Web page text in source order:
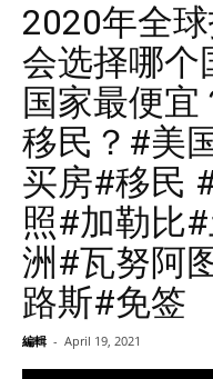
2020年全
会选择哪个
国家最便
移民？#美
买房#移民
照#加勒比
洲#瓦努阿
路斯#免签
編輯 - April 19, 2021